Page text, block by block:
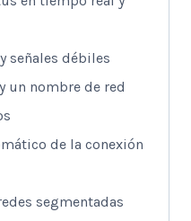
señales débiles
un nombre de red
de la conexión
segmentadas